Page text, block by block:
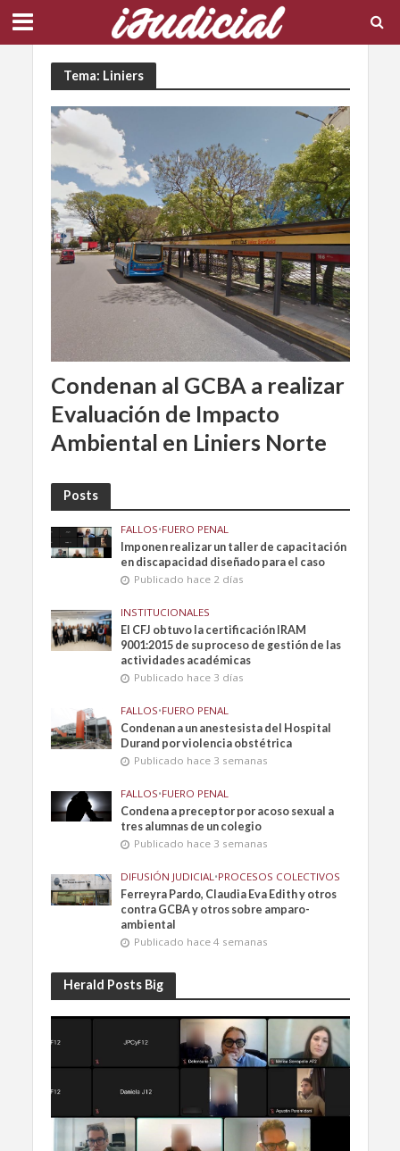
Tema: Liniers
Condenan al GCBA a realizar
Evaluación de Impacto
Ambiental en Liniers Norte
Posts
FALLOS•FUERO PENAL
Imponen realizar un taller de capacitación
en discapacidad diseñado para el caso
Publicado hace 2 días
INSTITUCIONALES
El CFJ obtuvo la certificación IRAM
9001:2015 de su proceso de gestión de las
actividades académicas
Publicado hace 3 días
FALLOS•FUERO PENAL
Condenan a un anestesista del Hospital
Durand por violencia obstétrica
Publicado hace 3 semanas
FALLOS•FUERO PENAL
Condena a preceptor por acoso sexual a
tres alumnas de un colegio
Publicado hace 3 semanas
DIFUSIÓN JUDICIAL•PROCESOS COLECTIVOS
Ferreyra Pardo, Claudia Eva Edith y otros
contra GCBA y otros sobre amparo-
ambiental
Publicado hace 4 semanas
Herald Posts Big